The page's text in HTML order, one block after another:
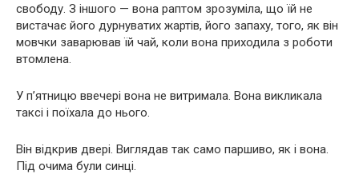
свободу. З іншого — вона раптом зрозуміла, що їй не
вистачає його дурнуватих жартів, його запаху, того, як він
мовчки заварював їй чай, коли вона приходила з роботи
втомлена.
У п’ятницю ввечері вона не витримала. Вона викликала
таксі і поїхала до нього.
Він відкрив двері. Виглядав так само паршиво, як і вона.
Під очима були синці.